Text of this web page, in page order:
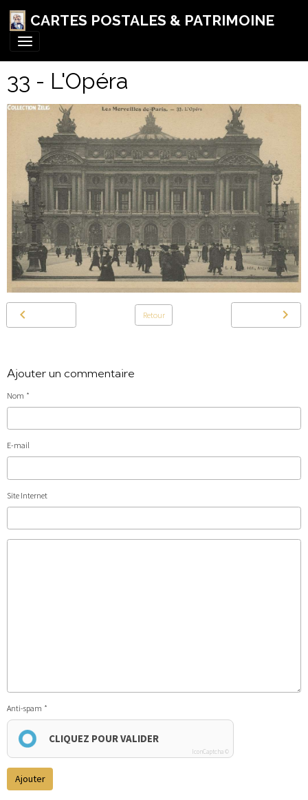
CARTES POSTALES & PATRIMOINE
33 - L'Opéra
Retour
Ajouter un commentaire
Nom
E-mail
Site Internet
Anti-spam
CLIQUEZ POUR VALIDER
IconCaptcha ©
Ajouter